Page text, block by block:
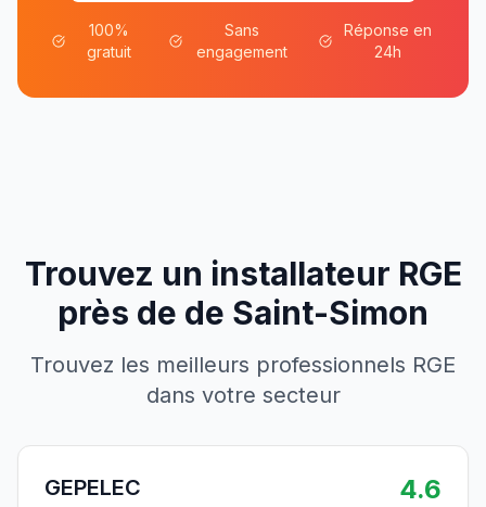
100%
gratuit
Sans
engagement
Réponse en
24h
Trouvez un installateur RGE
près de de Saint-Simon
Trouvez les meilleurs professionnels RGE
dans votre secteur
GEPELEC 4.6